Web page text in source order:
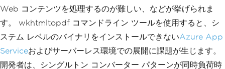
Web コンテンツを処理するのが難しい、などが挙げられま
す。 wkhtmltopdf コマンドライン ツールを使用すると、シ
ステム レベルのバイナリをインストールできないAzure App
Serviceおよびサーバーレス環境での展開に課題が生じます。
開発者は、シングルトン コンバーター パターンが同時負荷時